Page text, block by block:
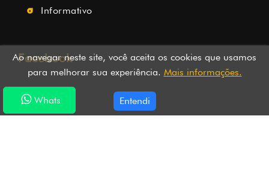
Ao navegar neste site, você aceita os cookies que usamos
para melhorar sua experiência. Mais informações.
Entendi
Informativo
Facebook
Whats
Whats